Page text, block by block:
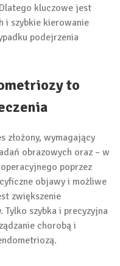
kluczowe jest
i szybkie kierowanie
podejrzenia
to
złożony, wymagający
obrazowych oraz – w
poprzez
objawy i możliwe
zwiększenie
szybka i precyzyjna
chorobą i